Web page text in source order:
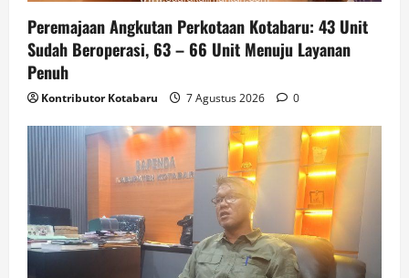
Peremajaan Angkutan Perkotaan Kotabaru: 43 Unit
Sudah Beroperasi, 63 – 66 Unit Menuju Layanan
Penuh
Kontributor Kotabaru 7 Agustus 2026 0